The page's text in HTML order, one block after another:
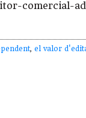
comercial-
,el valor